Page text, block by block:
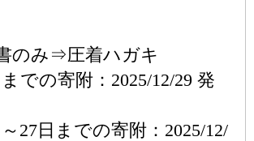
のみ⇒圧着ハガキ
までの寄附：2025/12/29 発
～27日までの寄附：2025/12/